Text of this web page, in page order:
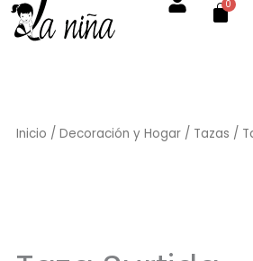
0
Inicio / Decoración y Hogar/ Tazas /